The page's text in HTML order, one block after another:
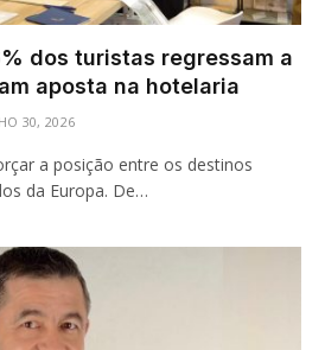
dos turistas regressam a
aposta na hotelaria
30, 2026
a posição entre os destinos
da Europa. De…